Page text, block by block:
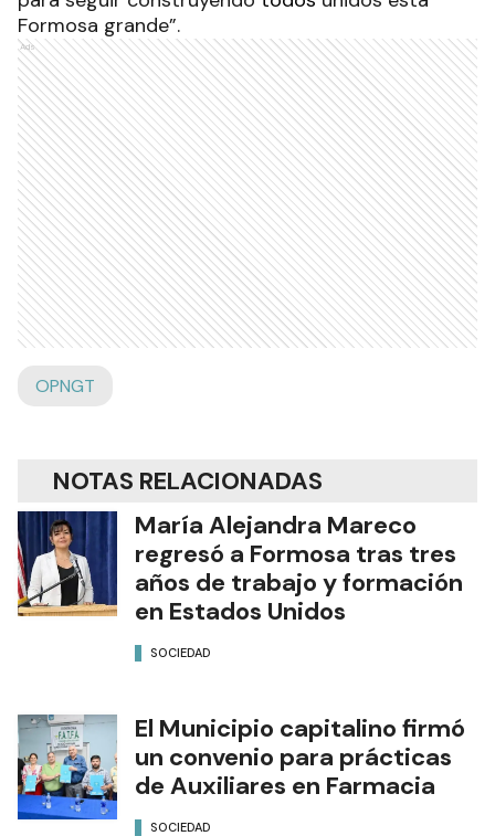
Formosa grande”.
Ads
OPNGT
NOTAS RELACIONADAS
María Alejandra Mareco
regresó a Formosa tras tres
años de trabajo y formación
en Estados Unidos
SOCIEDAD
El Municipio capitalino firmó
un convenio para prácticas
de Auxiliares en Farmacia
SOCIEDAD